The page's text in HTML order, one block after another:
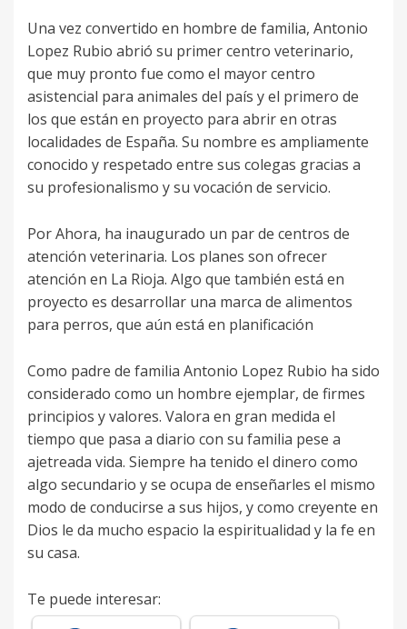
Una vez convertido en hombre de familia, Antonio
Lopez Rubio abrió su primer centro veterinario,
que muy pronto fue como el mayor centro
asistencial para animales del país y el primero de
los que están en proyecto para abrir en otras
localidades de España. Su nombre es ampliamente
conocido y respetado entre sus colegas gracias a
su profesionalismo y su vocación de servicio.
Por Ahora, ha inaugurado un par de centros de
atención veterinaria. Los planes son ofrecer
atención en La Rioja. Algo que también está en
proyecto es desarrollar una marca de alimentos
para perros, que aún está en planificación
Como padre de familia Antonio Lopez Rubio ha sido
considerado como un hombre ejemplar, de firmes
principios y valores. Valora en gran medida el
tiempo que pasa a diario con su familia pese a
ajetreada vida. Siempre ha tenido el dinero como
algo secundario y se ocupa de enseñarles el mismo
modo de conducirse a sus hijos, y como creyente en
Dios le da mucho espacio la espiritualidad y la fe en
su casa.
Te puede interesar: